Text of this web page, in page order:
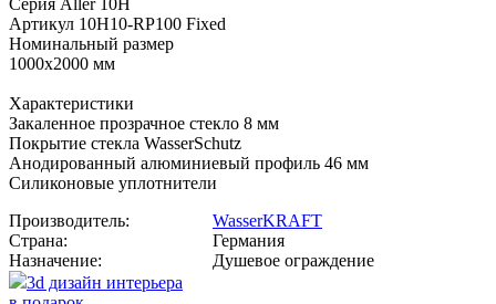
Серия Aller 10H
Артикул 10H10-RP100 Fixed
Номинальный размер
1000x2000 мм
Характеристики
Закаленное прозрачное стекло 8 мм
Покрытие стекла WasserSchutz
Анодированный алюминиевый профиль 46 мм
Силиконовые уплотнители
Производитель:
WasserKRAFT
Страна:
Германия
Назначение:
Душевое ограждение
3d дизайн интерьера